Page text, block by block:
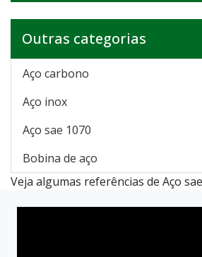
Outras categorias
Aço carbono
Aço inox
Aço sae 1070
Bobina de aço
Veja algumas referências de Aço